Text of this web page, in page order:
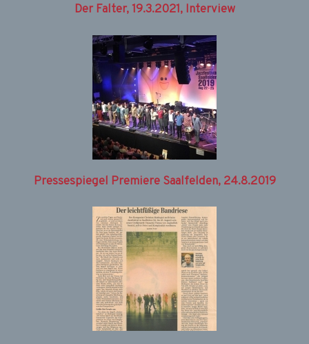
Der Falter, 19.3.2021, Interview
Pressespiegel Premiere Saalfelden, 24.8.2019